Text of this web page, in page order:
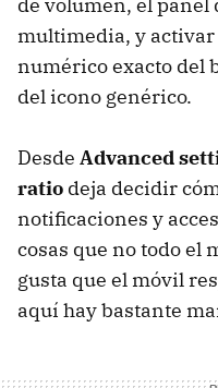
de volumen, el panel
multimedia, y
numérico exacto del
del icono genérico.
Desde Advanced
ratio deja decidir
notificaciones y
cosas que no todo el
gusta que el móvil
aquí hay bastante